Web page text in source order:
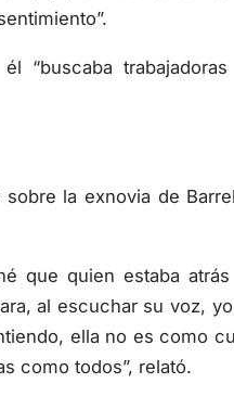
“buscaba
la exnovia de
que quien estaba
al escuchar su voz,
ella no es como
como todos”, relató.